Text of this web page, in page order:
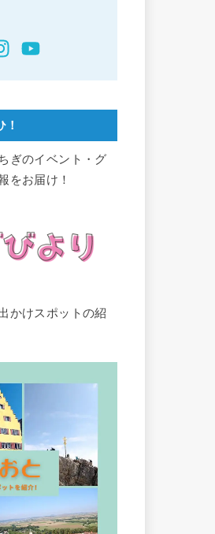
ぎのイベント・グ
をお届け！
かけスポットの紹